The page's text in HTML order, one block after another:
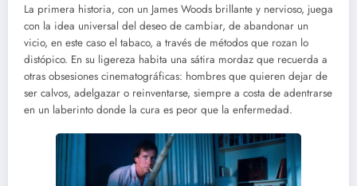
La primera historia, con un James Woods brillante y nervioso, juega
con la idea universal del deseo de cambiar, de abandonar un
vicio, en este caso el tabaco, a través de métodos que rozan lo
distópico. En su ligereza habita una sátira mordaz que recuerda a
otras obsesiones cinematográficas: hombres que quieren dejar de
ser calvos, adelgazar o reinventarse, siempre a costa de adentrarse
en un laberinto donde la cura es peor que la enfermedad.